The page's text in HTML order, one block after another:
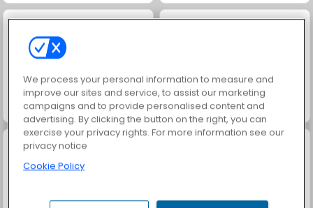
Solitaire Social Trollface Quest: USA 2
We process your personal information to measure and
improve our sites and service, to assist our marketing
campaigns and to provide personalised content and
advertising. By clicking the button on the right, you can
exercise your privacy rights. For more information see our
privacy notice
Cookie Policy